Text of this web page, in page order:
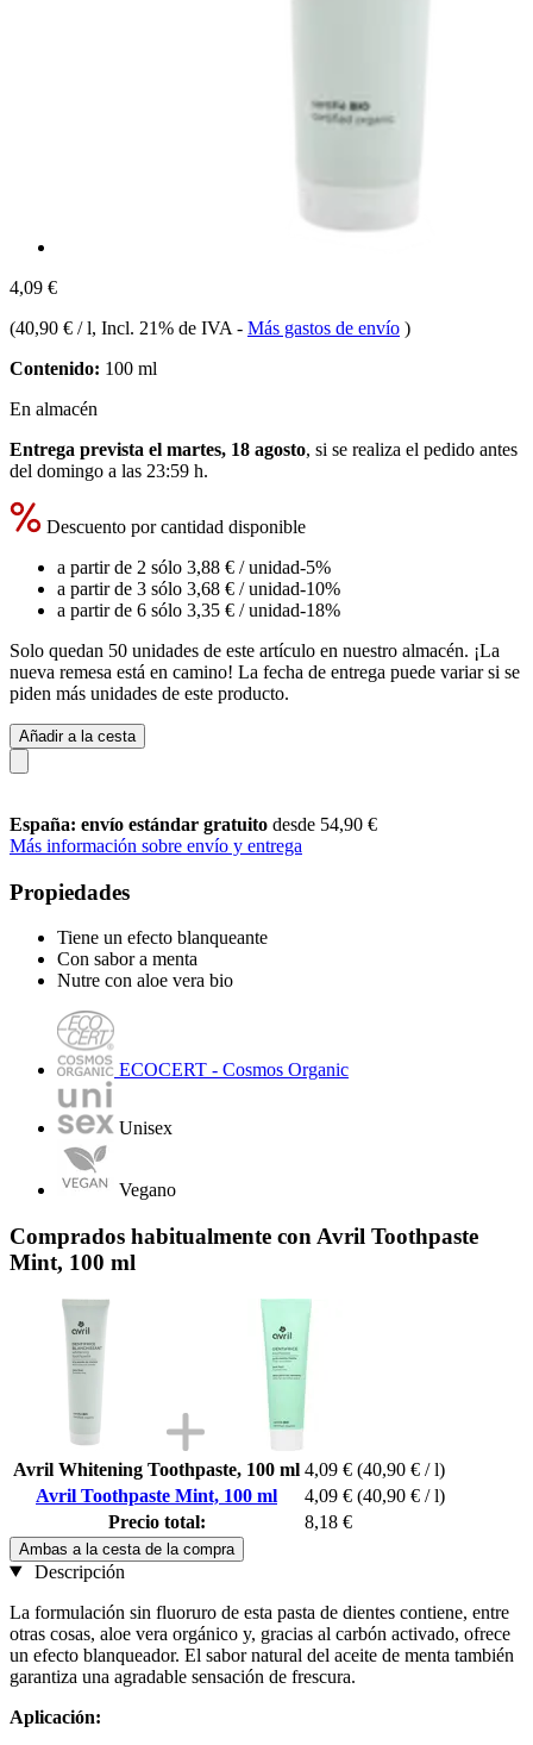
4,09 €
(40,90 € / l, Incl. 21% de IVA - Más gastos de envío )
Contenido: 100 ml
En almacén
Entrega prevista el martes, 18 agosto, si se realiza el pedido antes
del domingo a las 23:59 h.
Descuento por cantidad disponible
a partir de 2 sólo 3,88 € / unidad-5%
a partir de 3 sólo 3,68 € / unidad-10%
a partir de 6 sólo 3,35 € / unidad-18%
Solo quedan 50 unidades de este artículo en nuestro almacén. ¡La
nueva remesa está en camino! La fecha de entrega puede variar si se
piden más unidades de este producto.
Añadir a la cesta
España: envío estándar gratuito desde 54,90 €
Más información sobre envío y entrega
Propiedades
Tiene un efecto blanqueante
Con sabor a menta
Nutre con aloe vera bio
ECOCERT - Cosmos Organic
Unisex
Vegano
Comprados habitualmente con Avril Toothpaste
Mint, 100 ml
Avril Whitening Toothpaste, 100 ml 4,09 € (40,90 € / l)
Avril Toothpaste Mint, 100 ml
4,09 € (40,90 € / l)
Precio total:
8,18 €
Ambas a la cesta de la compra
Descripción
La formulación sin fluoruro de esta pasta de dientes contiene, entre
otras cosas, aloe vera orgánico y, gracias al carbón activado, ofrece
un efecto blanqueador. El sabor natural del aceite de menta también
garantiza una agradable sensación de frescura.
Aplicación: